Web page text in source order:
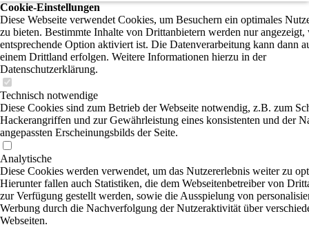
Cookie-Einstellungen
Diese Webseite verwendet Cookies, um Besuchern ein optimales
zu bieten. Bestimmte Inhalte von Drittanbietern werden nur angezeigt,
entsprechende Option aktiviert ist. Die Datenverarbeitung kann dann
einem Drittland erfolgen. Weitere Informationen hierzu in der
Datenschutzerklärung.
Technisch notwendige
Diese Cookies sind zum Betrieb der Webseite notwendig, z.B. zum
Hackerangriffen und zur Gewährleistung eines konsistenten und der
angepassten Erscheinungsbilds der Seite.
Analytische
Diese Cookies werden verwendet, um das Nutzererlebnis weiter zu
Hierunter fallen auch Statistiken, die dem Webseitenbetreiber von
zur Verfügung gestellt werden, sowie die Ausspielung von
Werbung durch die Nachverfolgung der Nutzeraktivität über
Webseiten.